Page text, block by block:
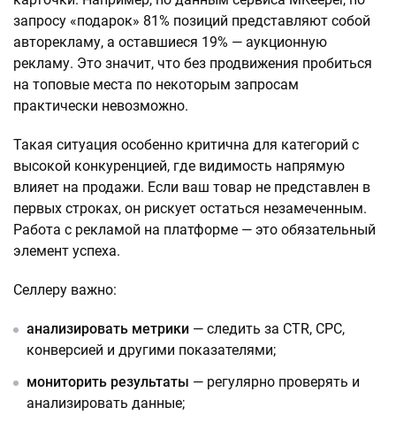
запросу «подарок» 81% позиций представляют собой
авторекламу, а оставшиеся 19% — аукционную
рекламу. Это значит, что без продвижения пробиться
на топовые места по некоторым запросам
практически невозможно.
Такая ситуация особенно критична для категорий с
высокой конкуренцией, где видимость напрямую
влияет на продажи. Если ваш товар не представлен в
первых строках, он рискует остаться незамеченным.
Работа с рекламой на платформе — это обязательный
элемент успеха.
Селлеру важно:
анализировать метрики — следить за CTR, CPC,
конверсией и другими показателями;
мониторить результаты — регулярно проверять и
анализировать данные;